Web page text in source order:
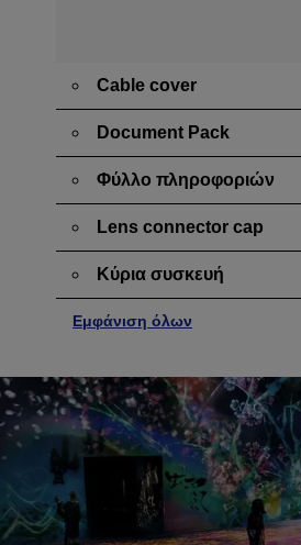
Cable cover
Document Pack
Φύλλο πληροφοριών
Lens connector cap
Κύρια συσκευή
Εμφάνιση όλων